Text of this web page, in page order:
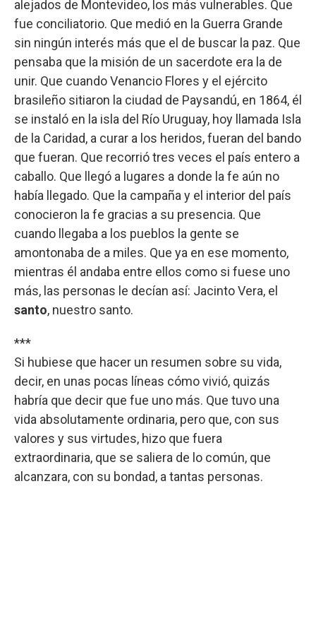
alejados de Montevideo, los más vulnerables. Que
fue conciliatorio. Que medió en la Guerra Grande
sin ningún interés más que el de buscar la paz. Que
pensaba que la misión de un sacerdote era la de
unir. Que cuando Venancio Flores y el ejército
brasileño sitiaron la ciudad de Paysandú, en 1864, él
se instaló en la isla del Río Uruguay, hoy llamada Isla
de la Caridad, a curar a los heridos, fueran del bando
que fueran. Que recorrió tres veces el país entero a
caballo. Que llegó a lugares a donde la fe aún no
había llegado. Que la campaña y el interior del país
conocieron la fe gracias a su presencia. Que
cuando llegaba a los pueblos la gente se
amontonaba de a miles. Que ya en ese momento,
mientras él andaba entre ellos como si fuese uno
más, las personas le decían así: Jacinto Vera, el
santo, nuestro santo.
***
Si hubiese que hacer un resumen sobre su vida,
decir, en unas pocas líneas cómo vivió, quizás
habría que decir que fue uno más. Que tuvo una
vida absolutamente ordinaria, pero que, con sus
valores y sus virtudes, hizo que fuera
extraordinaria, que se saliera de lo común, que
alcanzara, con su bondad, a tantas personas.